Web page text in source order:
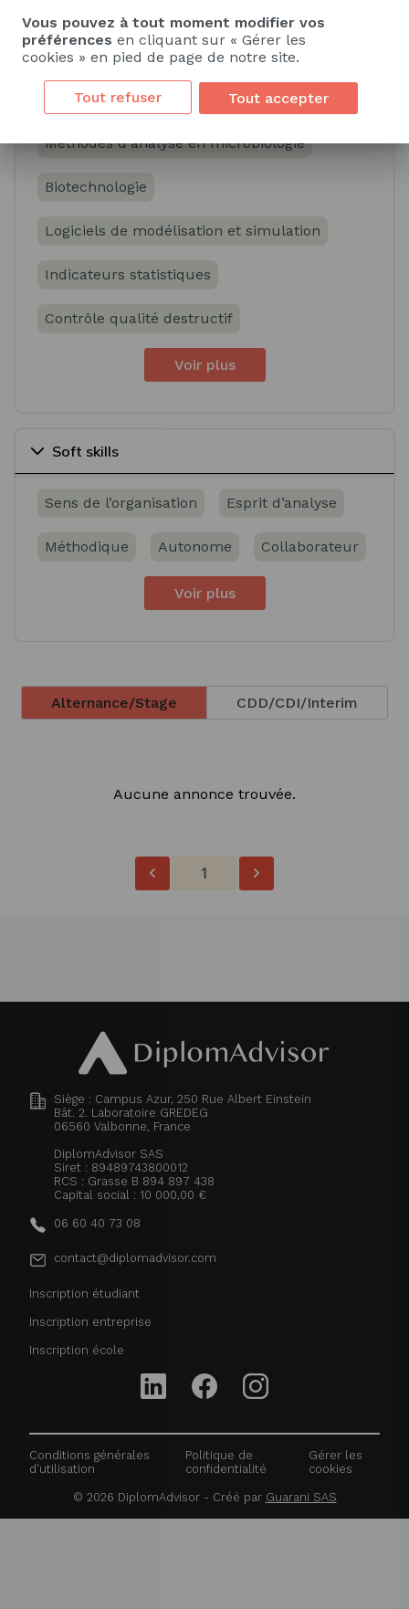
Compétences spécifiques
Savoir Savoir-faire
Méthodes d'analyse en microbiologie
Biotechnologie
Logiciels de modélisation et simulation
Indicateurs statistiques
Contrôle qualité destructif
Voir plus
Soft skills
Sens de l’organisation Esprit d’analyse
Méthodique Autonome Collaborateur
Voir plus
Alternance/Stage CDD/CDI/Interim
Aucune annonce trouvée.
1
Siège : Campus Azur, 250 Rue Albert Einstein
Bât. 2. Laboratoire GREDEG
06560 Valbonne, France
DiplomAdvisor SAS
Siret : 89489743800012
RCS : Grasse B 894 897 438
Capital social : 10 000,00 €
06 60 40 73 08
contact@diplomadvisor.com
Inscription étudiant
Inscription entreprise
Inscription école
Conditions générales
d'utilisation
Politique de
confidentialité
Gérer les
cookies
© 2026 DiplomAdvisor - Créé par Guarani SAS
Vous pouvez à tout moment modifier vos
préférences en cliquant sur « Gérer les
cookies » en pied de page de notre site.
Tout refuser Tout accepter